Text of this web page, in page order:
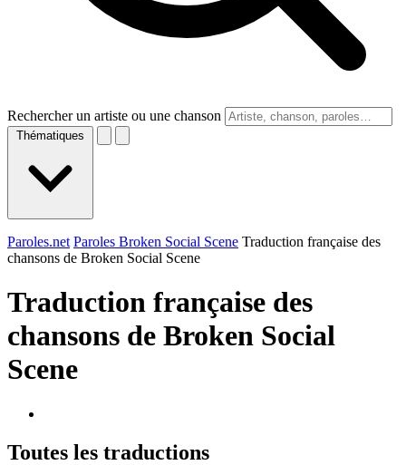
Rechercher un artiste ou une chanson
Thématiques
Paroles.net Paroles Broken Social Scene Traduction française des
chansons de Broken Social Scene
Traduction française des
chansons de Broken Social
Scene
Toutes les traductions